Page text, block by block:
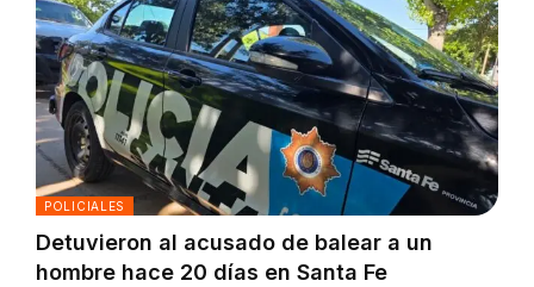
POLICIALES
Detuvieron al acusado de balear a un
hombre hace 20 días en Santa Fe